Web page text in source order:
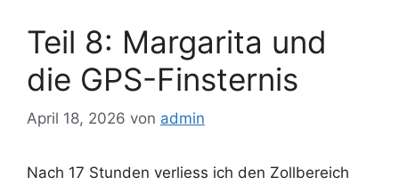
Teil 8: Margarita und
die GPS-Finsternis
April 18, 2026 von admin
Nach 17 Stunden verliess ich den Zollbereich